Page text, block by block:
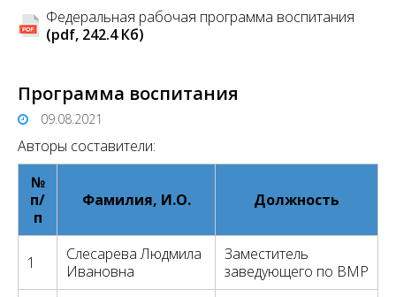
Федеральная рабочая программа воспитания
(pdf, 242.4 Кб)
Программа воспитания
09.08.2021
Авторы составители:
№
п/
п
Фамилия, И.О. Должность
1
Слесарева Людмила
Ивановна
Заместитель
заведующего по ВМР